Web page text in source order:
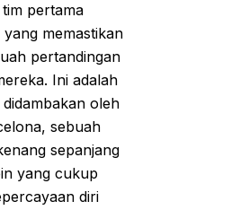
pertama
memastikan
pertandingan
Ini adalah
oleh
sebuah
sepanjang
yang cukup
diri